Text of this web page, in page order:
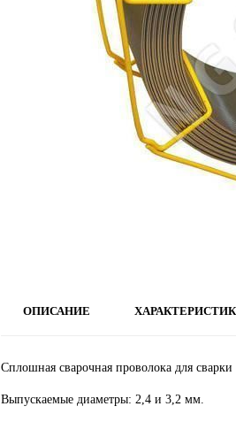
ОПИСАНИЕ
Сплошная сварочная проволока для
Выпускаемые диаметры: 2,4 и 3,2 мм.